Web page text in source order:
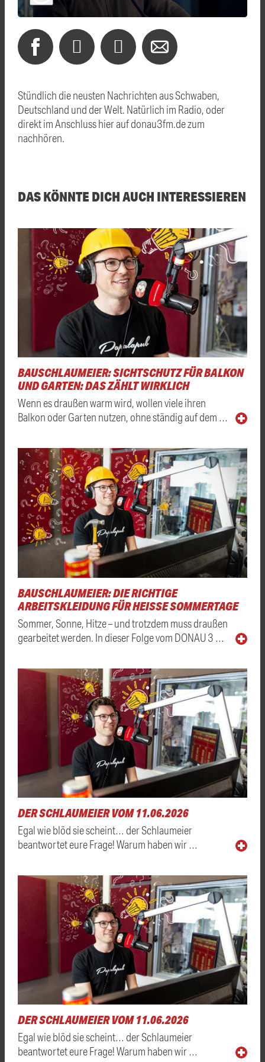
Stündlich die neusten Nachrichten aus Schwaben,
Deutschland und der Welt. Natürlich im Radio, oder
direkt im Anschluss hier auf donau3fm.de zum
nachhören.
DAS KÖNNTE DICH AUCH INTERESSIEREN
BAUSCHLAUMEIER: SICHTSCHUTZ FÜR BALKON
UND GARTEN: DAS ZÄHLT WIRKLICH
Wenn es draußen warm wird, wollen viele ihren
Balkon oder Garten nutzen, ohne ständig auf dem …
BAUSCHLAUMEIER: DIE RICHTIGE
ARBEITSKLEIDUNG FÜR HEISSE SOMMERTAGE
Sommer, Sonne, Hitze – und trotzdem muss draußen
gearbeitet werden. In dieser Folge vom DONAU 3 …
DER SCHLAUMEIER VOM 11.06.2026
Egal wie blöd sie scheint… der Schlaumeier
beantwortet eure Frage! Warum haben wir …
DER SCHLAUMEIER VOM 11.06.2026
Egal wie blöd sie scheint… der Schlaumeier
beantwortet eure Frage! Warum haben wir …